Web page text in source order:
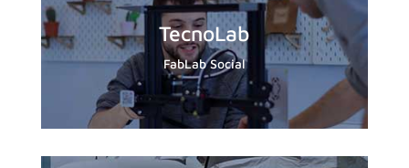
TecnoLab
FabLab Social